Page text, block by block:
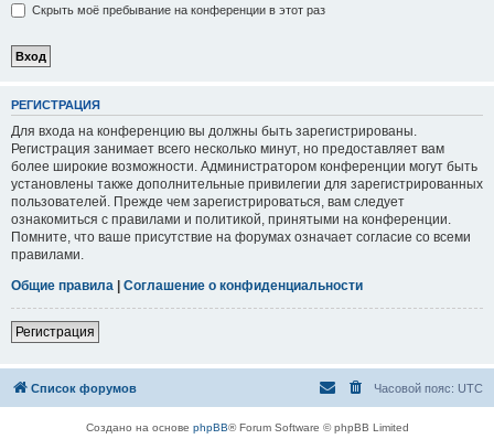
Скрыть моё пребывание на конференции в этот раз
РЕГИСТРАЦИЯ
Для входа на конференцию вы должны быть зарегистрированы.
Регистрация занимает всего несколько минут, но предоставляет вам
более широкие возможности. Администратором конференции могут быть
установлены также дополнительные привилегии для зарегистрированных
пользователей. Прежде чем зарегистрироваться, вам следует
ознакомиться с правилами и политикой, принятыми на конференции.
Помните, что ваше присутствие на форумах означает согласие со всеми
правилами.
Общие правила | Соглашение о конфиденциальности
Регистрация
Список форумов Часовой пояс: UTC
Создано на основе phpBB® Forum Software © phpBB Limited